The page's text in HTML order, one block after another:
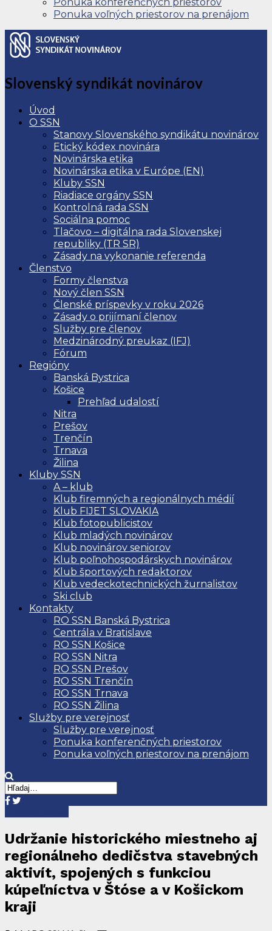
Ponuka voľných priestorov na prenájom
Slovenský syndikát novinárov
Úvod
O SSN
Stanovy Slovenského syndikátu novinárov
Etický kódex novinára
Novinárska etika
Novinárska etika v Európe (EN)
Kluby SSN
Riadiace orgány SSN
Kontrolná rada SSN
Sociálna pomoc
Tlačovo – digitálna rada Slovenskej
republiky (TR SR)
Zásady na vykonanie referenda
Členstvo
Formy členstva
Nový člen SSN
Členské príspevky v roku 2026
Zásady o prijímaní členov
Služby pre členov
Medzinárodný preukaz (IFJ)
Fórum
Regióny
Banská Bystrica
Košice
Prehľad udalostí
Nitra
Prešov
Trenčín
Trnava
Žilina
Kluby SSN
A – klub
Klub firemných a regionálnych médií
Klub FIJET SLOVAKIA
Klub fotopublicistov
Klub mladých novinárov
Klub novinárov seniorov
Klub poľnohospodárskych novinárov
Klub športových redaktorov
Klub vedeckotechnických žurnalistov
Ski club
Kontakty
RO SSN Banská Bystrica
Centrála v Bratislave
RO SSN Košice
RO SSN Nitra
RO SSN Prešov
RO SSN Trenčín
RO SSN Trnava
RO SSN Žilina
Služby pre verejnosť
Služby pre verejnosť
Ponuka konferenčných priestorov
Ponuka voľných priestorov na prenájom
Udržanie historického miestneho aj
regionálneho dedičstva stavebných
aktivít, spojených s funkciou
kúpeľníctva v Štóse a v Košickom
kraji